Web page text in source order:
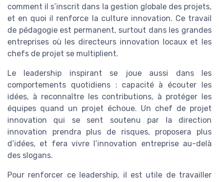
comment il s’inscrit dans la gestion globale des projets,
et en quoi il renforce la culture innovation. Ce travail
de pédagogie est permanent, surtout dans les grandes
entreprises où les directeurs innovation locaux et les
chefs de projet se multiplient.
Le leadership inspirant se joue aussi dans les
comportements quotidiens : capacité à écouter les
idées, à reconnaître les contributions, à protéger les
équipes quand un projet échoue. Un chef de projet
innovation qui se sent soutenu par la direction
innovation prendra plus de risques, proposera plus
d’idées, et fera vivre l’innovation entreprise au-delà
des slogans.
Pour renforcer ce leadership, il est utile de travailler